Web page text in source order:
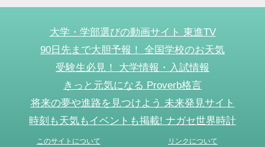
大学・学部選びの動画サイト 東進TV
90日先まで大胆予報！ 全国学校のお天気
受験生必見！ 大学情報・入試情報
きっと元気になる Proverb格言
将来の夢や進路を見つけよう 未来発見サイト
時刻も天気もイベントも掲載! ナガセ世界時計
このサイトについて
リンクについて